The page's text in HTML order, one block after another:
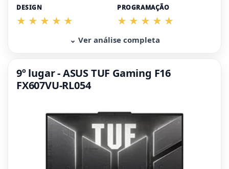
DESIGN PROGRAMAÇÃO
⌄ Ver análise completa
9º lugar - ASUS TUF Gaming F16
FX607VU-RL054